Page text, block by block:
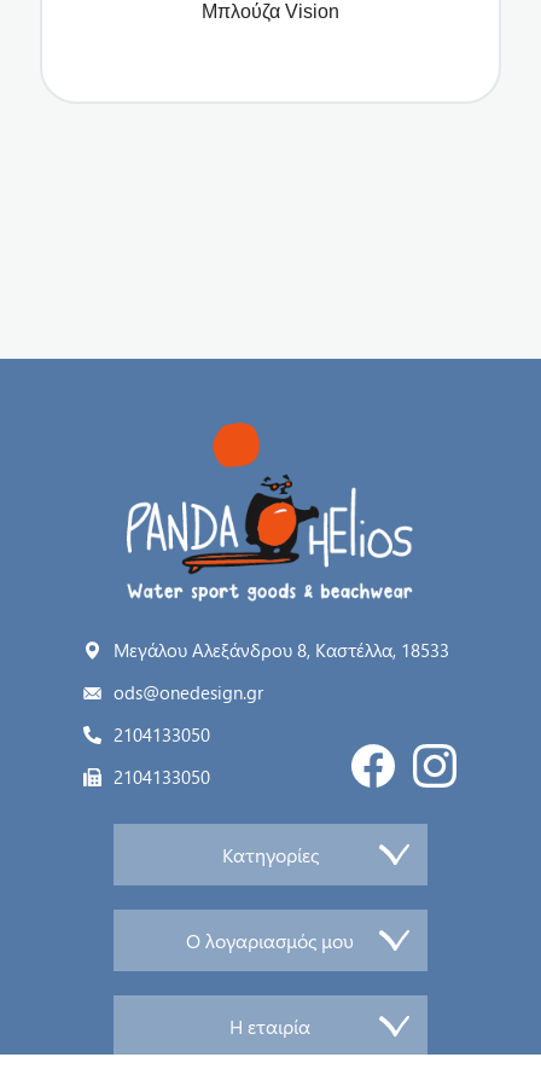
Μπλούζα Vision
Μεγάλου Αλεξάνδρου 8, Καστέλλα, 18533
ods@onedesign.gr
2104133050
2104133050
Κατηγορίες
Ο λογαριασμός μου
Η εταιρία